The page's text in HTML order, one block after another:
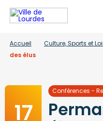
Accueil Culture, Sports et
des élus
17
Conférences -